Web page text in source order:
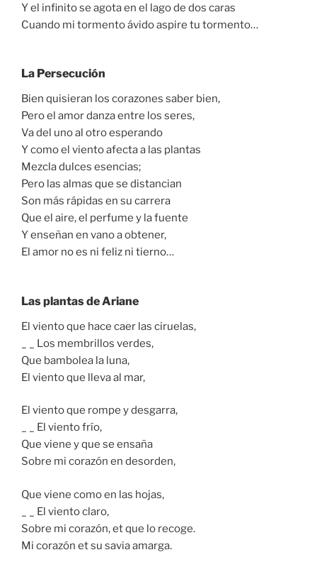
Y el infinito se agota en el lago de dos caras
Cuando mi tormento ávido aspire tu tormento…
La Persecución
Bien quisieran los corazones saber bien,
Pero el amor danza entre los seres,
Va del uno al otro esperando
Y como el viento afecta a las plantas
Mezcla dulces esencias;
Pero las almas que se distancian
Son más rápidas en su carrera
Que el aire, el perfume y la fuente
Y enseñan en vano a obtener,
El amor no es ni feliz ni tierno…
Las plantas de Ariane
El viento que hace caer las ciruelas,
_ _ Los membrillos verdes,
Que bambolea la luna,
El viento que lleva al mar,
El viento que rompe y desgarra,
_ _ El viento frío,
Que viene y que se ensaña
Sobre mi corazón en desorden,
Que viene como en las hojas,
_ _ El viento claro,
Sobre mi corazón, et que lo recoge.
Mi corazón et su savia amarga.